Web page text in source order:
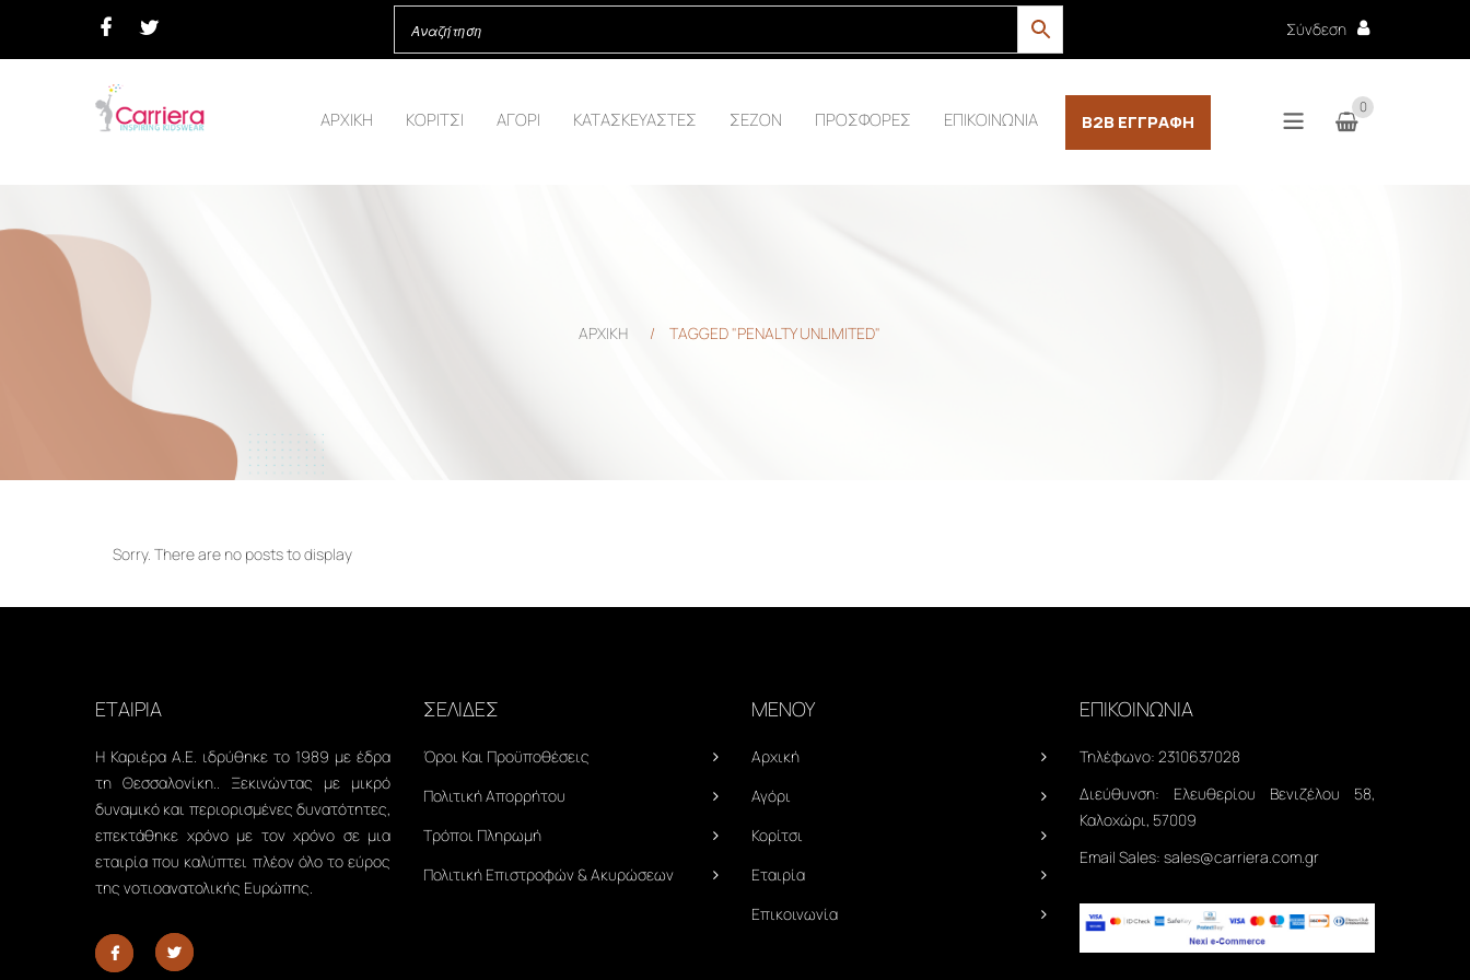
Σύνδεση
ΑΡΧΙΚΗ ΚΟΡΙΤΣΙ ΑΓΟΡΙ ΚΑΤΑΣΚΕΥΑΣΤΕΣ ΣΕΖΟΝ ΠΡΟΣΦΟΡΕΣ ΕΠΙΚΟΙΝΩΝΙΑ B2B ΕΓΓΡΑΦΉ
0
ΑΡΧΙΚΗ / TAGGED "PENALTY UNLIMITED"
Sorry. There are no posts to display
ΕΤΑΙΡΙΑ
Η Καριέρα Α.Ε. ιδρύθηκε το 1989 με έδρα
τη Θεσσαλονίκη.. Ξεκινώντας με μικρό
δυναμικό και περιορισμένες δυνατότητες,
επεκτάθηκε χρόνο με τον χρόνο σε μια
εταιρία που καλύπτει πλέον όλο το εύρος
της νοτιοανατολικής Ευρώπης.
ΣΕΛΙΔΕΣ
Όροι Και Προϋποθέσεις
Πολιτική Απορρήτου
Τρόποι Πληρωμή
Πολιτική Επιστροφών & Ακυρώσεων
ΜΕΝΟΥ
Αρχική
Αγόρι
Κορίτσι
Εταιρία
Επικοινωνία
ΕΠΙΚΟΙΝΩΝΙΑ
Τηλέφωνο: 2310637028
Διεύθυνση: Ελευθερίου Βενιζέλου 58,
Καλοχώρι, 57009
Email Sales: sales@carriera.com.gr